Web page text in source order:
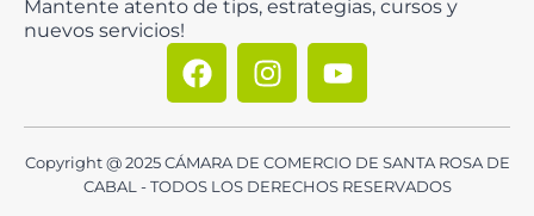
Mantente atento de tips, estrategias, cursos y
nuevos servicios!
Copyright @ 2025 CÁMARA DE COMERCIO DE SANTA ROSA DE
CABAL - TODOS LOS DERECHOS RESERVADOS